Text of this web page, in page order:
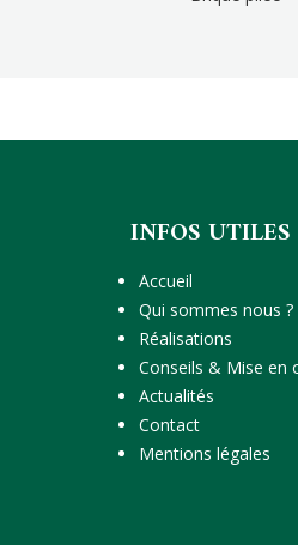
INFOS UTILES
Accueil
Qui sommes nous ?
Réalisations
Conseils & Mise en
Actualités
Contact
Mentions légales